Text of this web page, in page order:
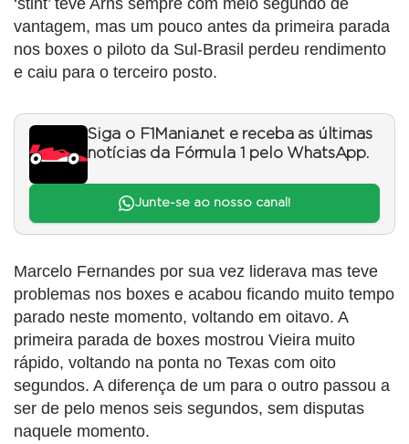
‘stint’ teve Arns sempre com meio segundo de
vantagem, mas um pouco antes da primeira parada
nos boxes o piloto da Sul-Brasil perdeu rendimento
e caiu para o terceiro posto.
Siga o F1Mania.net e receba as últimas
notícias da Fórmula 1 pelo WhatsApp.
Junte-se ao nosso canal!
Marcelo Fernandes por sua vez liderava mas teve
problemas nos boxes e acabou ficando muito tempo
parado neste momento, voltando em oitavo. A
primeira parada de boxes mostrou Vieira muito
rápido, voltando na ponta no Texas com oito
segundos. A diferença de um para o outro passou a
ser de pelo menos seis segundos, sem disputas
naquele momento.